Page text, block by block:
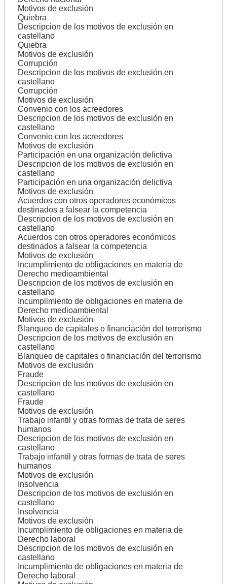
Motivos de exclusión
Quiebra
Descripcion de los motivos de exclusión en
castellano
Quiebra
Motivos de exclusión
Corrupción
Descripcion de los motivos de exclusión en
castellano
Corrupción
Motivos de exclusión
Convenio con los acreedores
Descripcion de los motivos de exclusión en
castellano
Convenio con los acreedores
Motivos de exclusión
Participación en una organización delictiva
Descripcion de los motivos de exclusión en
castellano
Participación en una organización delictiva
Motivos de exclusión
Acuerdos con otros operadores económicos
destinados a falsear la competencia
Descripcion de los motivos de exclusión en
castellano
Acuerdos con otros operadores económicos
destinados a falsear la competencia
Motivos de exclusión
Incumplimiento de obligaciones en materia de
Derecho medioambiental
Descripcion de los motivos de exclusión en
castellano
Incumplimiento de obligaciones en materia de
Derecho medioambiental
Motivos de exclusión
Blanqueo de capitales o financiación del terrorismo
Descripcion de los motivos de exclusión en
castellano
Blanqueo de capitales o financiación del terrorismo
Motivos de exclusión
Fraude
Descripcion de los motivos de exclusión en
castellano
Fraude
Motivos de exclusión
Trabajo infantil y otras formas de trata de seres
humanos
Descripcion de los motivos de exclusión en
castellano
Trabajo infantil y otras formas de trata de seres
humanos
Motivos de exclusión
Insolvencia
Descripcion de los motivos de exclusión en
castellano
Insolvencia
Motivos de exclusión
Incumplimiento de obligaciones en materia de
Derecho laboral
Descripcion de los motivos de exclusión en
castellano
Incumplimiento de obligaciones en materia de
Derecho laboral